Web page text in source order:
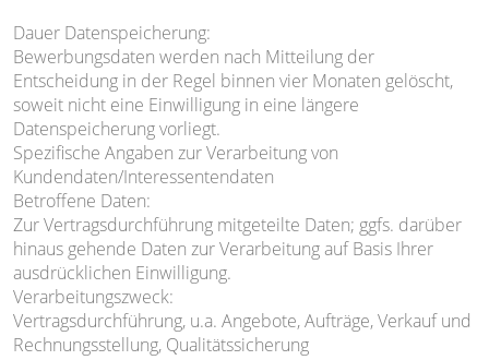
Dauer Datenspeicherung:
Bewerbungsdaten werden nach Mitteilung der
Entscheidung in der Regel binnen vier Monaten gelöscht,
soweit nicht eine Einwilligung in eine längere
Datenspeicherung vorliegt.
Spezifische Angaben zur Verarbeitung von
Kundendaten/Interessentendaten
Betroffene Daten:
Zur Vertragsdurchführung mitgeteilte Daten; ggfs. darüber
hinaus gehende Daten zur Verarbeitung auf Basis Ihrer
ausdrücklichen Einwilligung.
Verarbeitungszweck:
Vertragsdurchführung, u.a. Angebote, Aufträge, Verkauf und
Rechnungsstellung, Qualitätssicherung